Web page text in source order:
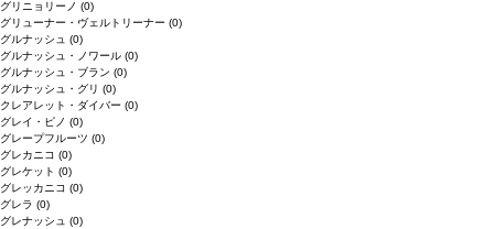
グリニョリーノ (0)
グリューナー・ヴェルトリーナー (0)
グルナッシュ (0)
グルナッシュ・ノワール (0)
グルナッシュ・ブラン (0)
グルナッシュ・グリ (0)
クレアレット・ダイバー (0)
グレイ・ピノ (0)
グレープフルーツ (0)
グレカニコ (0)
グレケット (0)
グレッカニコ (0)
グレラ (0)
グレナッシュ (0)